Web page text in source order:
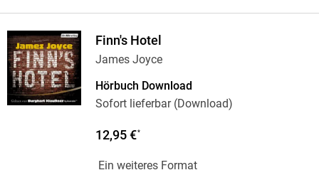
Finn's Hotel
James Joyce
Hörbuch Download
Sofort lieferbar (Download)
12,95 €*
Ein weiteres Format